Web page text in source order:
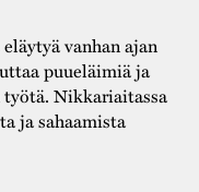
vanhan ajan
puueläimiä ja
Nikkariaitassa
ja sahaamista